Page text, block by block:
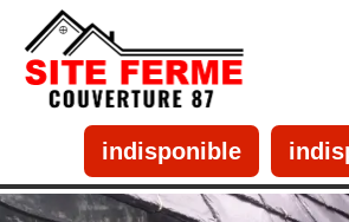
indisponible